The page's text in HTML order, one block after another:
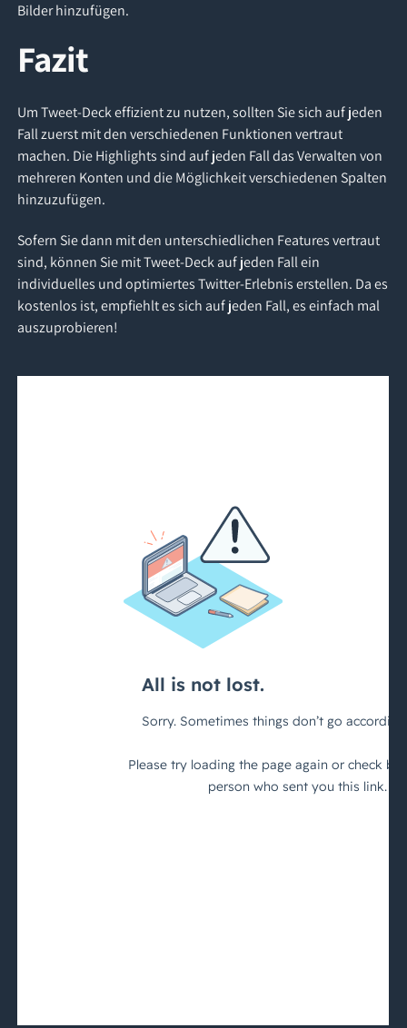
Bilder hinzufügen.
Fazit
Um Tweet-Deck effizient zu nutzen, sollten Sie sich auf jeden
Fall zuerst mit den verschiedenen Funktionen vertraut
machen. Die Highlights sind auf jeden Fall das Verwalten von
mehreren Konten und die Möglichkeit verschiedenen Spalten
hinzuzufügen.
Sofern Sie dann mit den unterschiedlichen Features vertraut
sind, können Sie mit Tweet-Deck auf jeden Fall ein
individuelles und optimiertes Twitter-Erlebnis erstellen. Da es
kostenlos ist, empfiehlt es sich auf jeden Fall, es einfach mal
auszuprobieren!